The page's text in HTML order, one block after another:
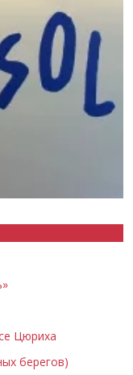
Цюриха
берегов)